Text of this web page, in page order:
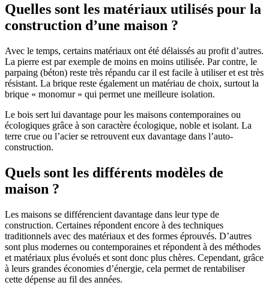
Quelles sont les matériaux utilisés pour la
construction d’une maison ?
Avec le temps, certains matériaux ont été délaissés au profit d’autres.
La pierre est par exemple de moins en moins utilisée. Par contre, le
parpaing (béton) reste très répandu car il est facile à utiliser et est très
résistant. La brique reste également un matériau de choix, surtout la
brique « monomur » qui permet une meilleure isolation.
Le bois sert lui davantage pour les maisons contemporaines ou
écologiques grâce à son caractère écologique, noble et isolant. La
terre crue ou l’acier se retrouvent eux davantage dans l’auto-
construction.
Quels sont les différents modèles de
maison ?
Les maisons se différencient davantage dans leur type de
construction. Certaines répondent encore à des techniques
traditionnels avec des matériaux et des formes éprouvés. D’autres
sont plus modernes ou contemporaines et répondent à des méthodes
et matériaux plus évolués et sont donc plus chères. Cependant, grâce
à leurs grandes économies d’énergie, cela permet de rentabiliser
cette dépense au fil des années.